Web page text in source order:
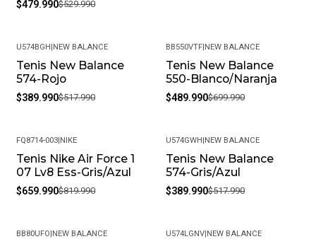
$479.990$529.990
-25%
U574BGH|NEW BALANCE
Tenis New Balance
574-Rojo
$389.990$517.990
-30%
BB550VTF|NEW BALANCE
Tenis New Balance
550-Blanco/Naranja
$489.990$699.990
-20%
FQ8714-003|NIKE
Tenis Nike Air Force 1
07 Lv8 Ess-Gris/Azul
$659.990$819.990
-25%
U574GWH|NEW BALANCE
Tenis New Balance
574-Gris/Azul
$389.990$517.990
BB80UFO|NEW BALANCE U574LGNV|NEW BALANCE